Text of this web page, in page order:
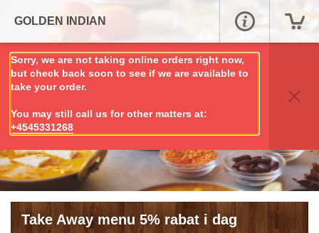
GOLDEN INDIAN
Sorry, we are not taking online orders right now,
but check back soon to see if we are available to
take your order.
You may still call us for other matters at:
+4545331268
Take Away menu 5% rabat i dag